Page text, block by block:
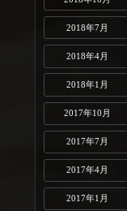
2018年7月
2018年4月
2018年1月
2017年10月
2017年7月
2017年4月
2017年1月